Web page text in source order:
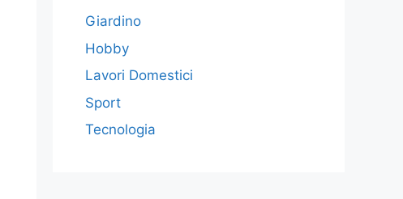
Giardino
Hobby
Lavori Domestici
Sport
Tecnologia